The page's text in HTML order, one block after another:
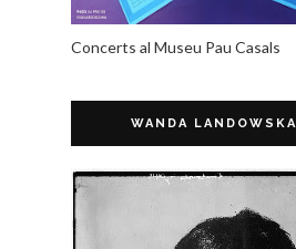
Concerts al Museu Pau Casals
WANDA LANDOWSKA